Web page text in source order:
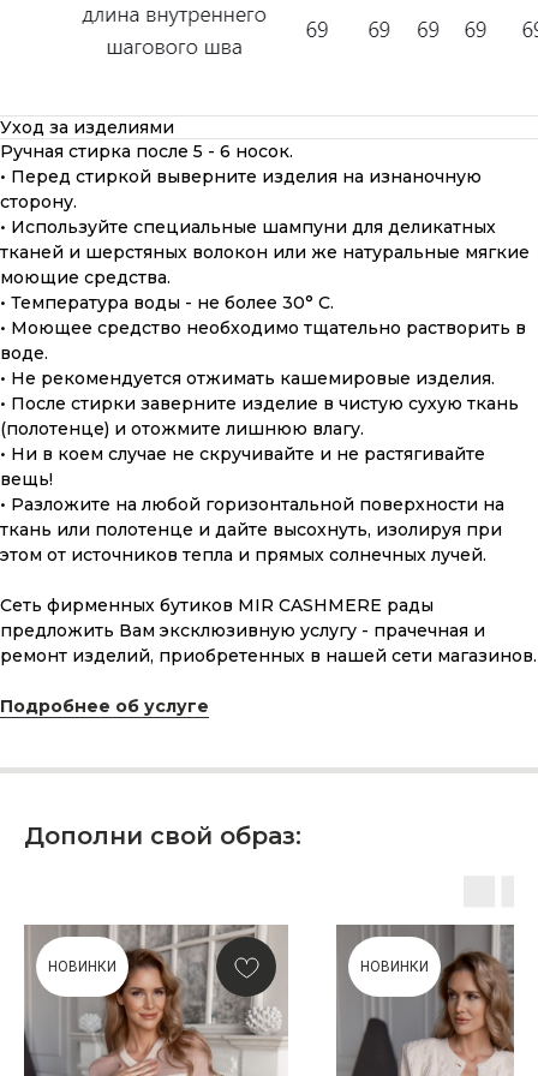
Уход за изделиями
Ручная стирка после 5 - 6 носок.
• Перед стиркой выверните изделия на изнаночную
сторону.
• Используйте специальные шампуни для деликатных
тканей и шерстяных волокон или же натуральные мягкие
моющие средства.
• Температура воды - не более 30° С.
• Моющее средство необходимо тщательно растворить в
воде.
• Не рекомендуется отжимать кашемировые изделия.
• После стирки заверните изделие в чистую сухую ткань
(полотенце) и отожмите лишнюю влагу.
• Ни в коем случае не скручивайте и не растягивайте
вещь!
• Разложите на любой горизонтальной поверхности на
ткань или полотенце и дайте высохнуть, изолируя при
этом от источников тепла и прямых солнечных лучей.
Сеть фирменных бутиков MIR CASHMERE рады
предложить Вам эксклюзивную услугу - прачечная и
ремонт изделий, приобретенных в нашей сети магазинов.
Подробнее об услуге
Дополни свой образ:
НОВИНКИ НОВИНКИ
ПОДАРОЧНАЯ КАРТА
Что может быть лучше подарка,
сделанного с любовью, теплом
и рассчитанного на долгие годы?
Скидка 10% за подписку
на Телеграм канал
Новинки, акции, подарки
и модный журнал — всё это
в нашем телеграмм канале: